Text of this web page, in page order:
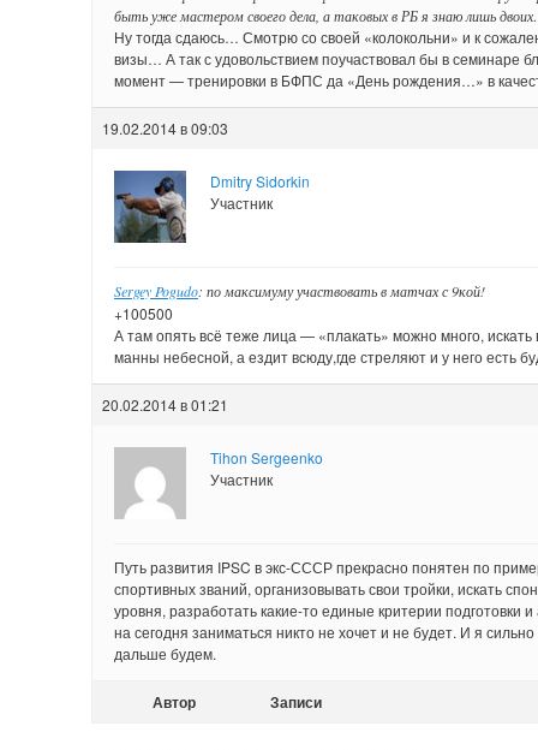
быть уже мастером своего дела, а таковых в РБ я знаю лишь
Ну тогда сдаюсь… Смотрю со своей «колокольни» и к
визы… А так с удовольствием поучаствовал бы в
момент — тренировки в БФПС да «День рождения…» в
19.02.2014 в 09:03
Dmitry Sidorkin
Участник
Sergey Pogudo: по максимуму участвовать в матчах с 9кой!
+100500
А там опять всё теже лица — «плакать» можно много,
манны небесной, а ездит всюду,где стреляют и у него есть
20.02.2014 в 01:21
Tihon Sergeenko
Участник
Путь развития IPSC в экс-СССР прекрасно понятен по
спортивных званий, организовывать свои тройки, искать
уровня, разработать какие-то единые критерии подготовки
на сегодня заниматься никто не хочет и не будет. И я
дальше будем.
Автор Записи